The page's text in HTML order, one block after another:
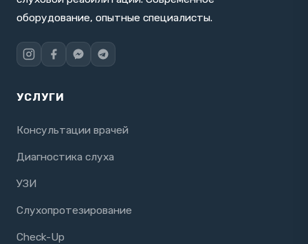
оборудование, опытные специалисты.
УСЛУГИ
Консультации врачей
Диагностика слуха
УЗИ
Слухопротезирование
Check-Up